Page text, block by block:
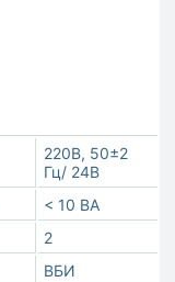
220В, 50±2
Гц/ 24B
< 10 ВА
2
ВБИ